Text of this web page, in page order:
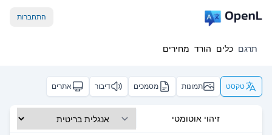
התחברות
תרגם כלים הורד מחירים
טקסט תמונות מסמכים דיבור אתרים
זיהוי אוטומטי